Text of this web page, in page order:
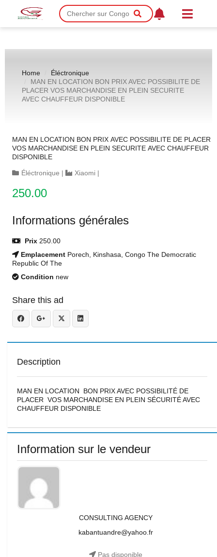
Home
Éléctronique
MAN EN LOCATION BON PRIX AVEC POSSIBILITE DE
PLACER VOS MARCHANDISE EN PLEIN SECURITE
AVEC CHAUFFEUR DISPONIBLE
MAN EN LOCATION BON PRIX AVEC POSSIBILITE DE PLACER
VOS MARCHANDISE EN PLEIN SECURITE AVEC CHAUFFEUR
DISPONIBLE
Éléctronique | Xiaomi |
250.00
Informations générales
Prix 250.00
Emplacement Porech, Kinshasa, Congo The Democratic
Republic Of The
Condition new
Share this ad
Description
MAN EN LOCATION BON PRIX AVEC POSSIBILITÉ DE
PLACER VOS MARCHANDISE EN PLEIN SÉCURITÉ AVEC
CHAUFFEUR DISPONIBLE
Information sur le vendeur
CONSULTING AGENCY
kabantuandre@yahoo.fr
Pas disponible